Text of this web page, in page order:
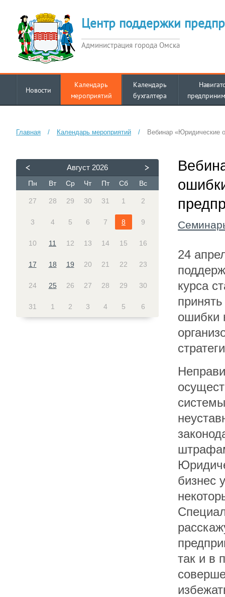
Центр поддержки
Администрация города Омска
Новости
Календарь
мероприятий
Календарь
бухгалтера
Главная / Календарь мероприятий / Вебинар «Юридические
Август 2026
Пн Вт Ср Чт Пт Сб Вс
27 28 29 30 31 1 2
3 4 5 6 7 8 9
10 11 12 13 14 15 16
17 18 19 20 21 22 23
24 25 26 27 28 29 30
31 1 2 3 4 5 6
24
курса
ошибки
бизнес
так и в